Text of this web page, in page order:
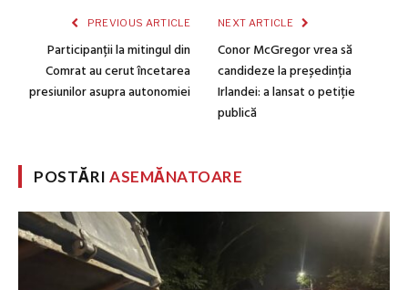
PREVIOUS ARTICLE
Participanții la mitingul din
Comrat au cerut încetarea
presiunilor asupra autonomiei
NEXT ARTICLE
Conor McGregor vrea să
candideze la președinția
Irlandei: a lansat o petiție
publică
POSTĂRIASEMĂNATOARE